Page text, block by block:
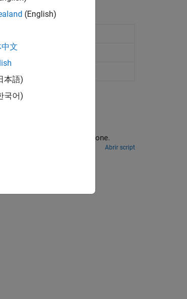
data of the Parrot drone.
Abrir script
(English)
文
本語)
국어)